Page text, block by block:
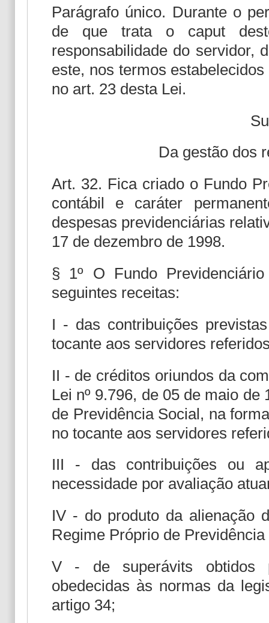
Parágrafo único. Durante o
de que trata o caput
responsabilidade do servidor,
este, nos termos
no art. 23 desta Lei.
Da gestão dos
Art. 32. Fica criado o Fundo
contábil e caráter
despesas previdenciárias
17 de dezembro de 1998.
§ 1º O Fundo
seguintes receitas:
I - das contribuições
tocante aos servidores
II - de créditos oriundos da
Lei nº 9.796, de 05 de maio
de Previdência Social, na
no tocante aos servidores
III - das contribuições ou
necessidade por avaliação
IV - do produto da alienação
Regime Próprio de
V - de superávits obtidos
obedecidas às normas da
artigo 34;